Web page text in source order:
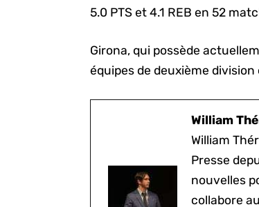
5.0 PTS et 4.1 REB en 52
Girona, qui possède
équipes de deuxième division
William
William
Presse
nouvelles
collabore